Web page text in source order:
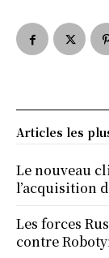
Articles les
Le nouveau
l’acquisition
Les forces
contre